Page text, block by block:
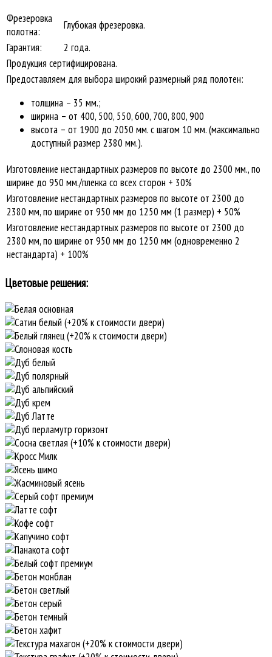
Фрезеровка
полотна:
Глубокая фрезеровка.
Гарантия:
2 года.
Продукция сертифицирована.
Предоставляем для выбора широкий размерный ряд полотен:
толщина – 35 мм.;
ширина – от 400, 500, 550, 600, 700, 800, 900
высота – от 1900 до 2050 мм. с шагом 10 мм. (максимально
доступный размер 2380 мм.).
Изготовление нестандартных размеров по высоте до 2300 мм., по
ширине до 950 мм./пленка со всех сторон + 30%
Изготовление нестандартных размеров по высоте от 2300 до
2380 мм, по ширине от 950 мм до 1250 мм (1 размер) + 50%
Изготовление нестандартных размеров по высоте от 2300 до
2380 мм, по ширине от 950 мм до 1250 мм (одновременно 2
нестандарта) + 100%
Цветовые решения: